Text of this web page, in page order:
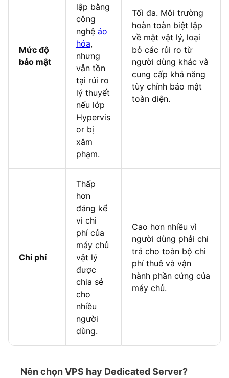
Mức độ
bảo mật
lập bằng
công
nghệ ảo
hóa,
nhưng
vẫn tồn
tại rủi ro
lý thuyết
nếu lớp
Hypervis
or bị
xâm
phạm.
Tối đa. Môi trường
hoàn toàn biệt lập
về mặt vật lý, loại
bỏ các rủi ro từ
người dùng khác và
cung cấp khả năng
tùy chỉnh bảo mật
toàn diện.
Chi phí
Thấp
hơn
đáng kể
vì chi
phí của
máy chủ
vật lý
được
chia sẻ
cho
nhiều
người
dùng.
Cao hơn nhiều vì
người dùng phải chi
trả cho toàn bộ chi
phí thuê và vận
hành phần cứng của
máy chủ.
Nên chọn VPS hay Dedicated Server?